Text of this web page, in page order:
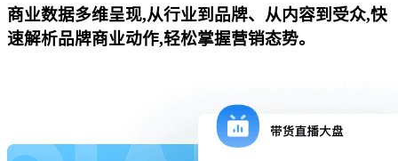
商业数据多维呈现,从行业到品牌、从内容到受众,快
速解析品牌商业动作,轻松掌握营销态势。